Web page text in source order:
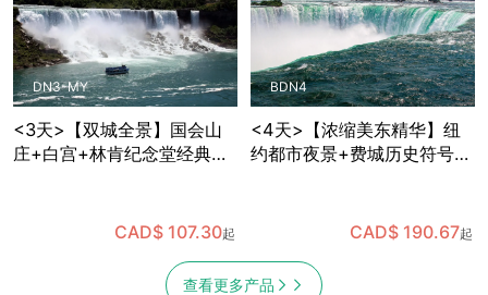
DN3-MY
<3天>【双城全景】国会山
庄+白宫+林肯纪念堂经典地
凌空，纽约往返CAD$ 107.30起
BDN4
<4天>【浓缩美东精华】纽
约都市夜景+费城历史符号
+林肯纪念堂经典地标三连
CAD$ 190.67起
查看更多产品